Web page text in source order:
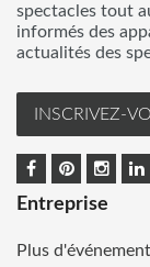
spectacles tout
informés des
actualités des
INSCRIVEZ-
Entreprise
Plus